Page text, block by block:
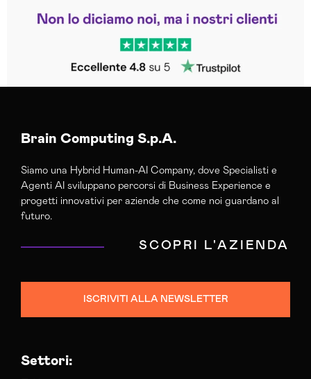
Trustpilot
Brain Computing S.p.A.
Siamo una Hybrid Human-AI Company, dove Specialisti e
Agenti AI sviluppano percorsi di Business Experience e
progetti innovativi per aziende che come noi guardano al
futuro.
SCOPRI L'AZIENDA
ISCRIVITI ALLA NEWSLETTER
Settori: